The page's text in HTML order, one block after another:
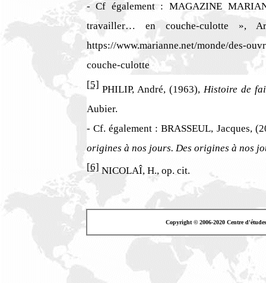
- Cf également : MAGAZINE
travailler… en couche-culotte »,
https://www.marianne.net/monde/
couche-culotte
[5] PHILIP, André, (1963), Histoire de
Aubier.
- Cf. également : BRASSEUL, Jacques,
origines à nos jours. Des origines à nos
[6]NICOLAÎ, H., op. cit.
Copyright © 2006-2020 Centre